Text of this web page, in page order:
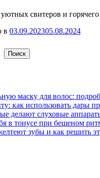
уютных свитеров и
в 03.09.202305.08.2024
Поиск
маску для волос:
как использовать дары
делают слуховые
в тонусе при бешеном
зубы и как решить